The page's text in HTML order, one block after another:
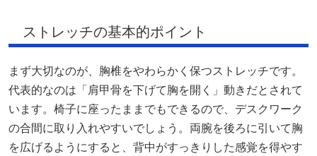
ストレッチの基本的ポイント
まず大切なのが、胸椎をやわらかく保つストレッチです。
代表的なのは「肩甲骨を下げて胸を開く」動きだとされて
います。椅子に座ったままでもできるので、デスクワーク
の合間に取り入れやすいでしょう。両腕を後ろに引いて胸
を広げるようにすると、背中がすっきりした感覚を得やす